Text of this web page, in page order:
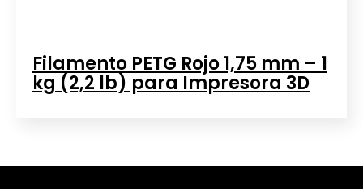
Filamento PETG Rojo 1,75 mm – 1
kg (2,2 lb) para Impresora 3D